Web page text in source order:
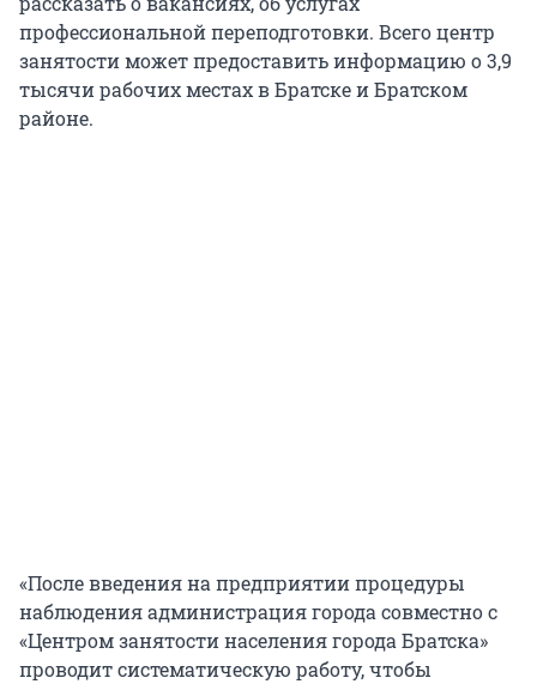
профессиональной переподготовки. Всего центр
занятости может предоставить информацию о 3,9
тысячи рабочих местах в Братске и Братском
районе.
«После введения на предприятии процедуры
наблюдения администрация города совместно с
«Центром занятости населения города Братска»
проводит систематическую работу, чтобы